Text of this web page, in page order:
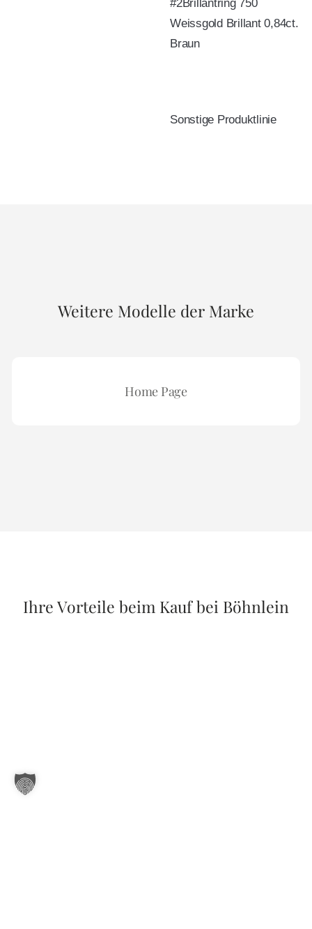
#2Brillantring 750
Weissgold Brillant 0,84ct.
Braun
Sonstige Produktlinie
Weitere Modelle der Marke
Home Page
Ihre Vorteile beim Kauf bei Böhnlein